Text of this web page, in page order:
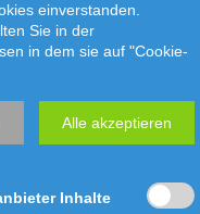
über Ihren
über den
einverstanden.
Sie in der
in dem sie auf "Cookie-
Alle akzeptieren
Inhalte